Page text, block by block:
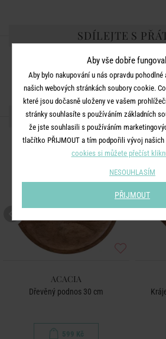
SDÍLEJTE S
DALŠÍ PRODUKTY
ACACIA
Dřevěný podnos 30 cm
599 Kč
Aby vše dobře
Aby bylo nakupování u nás opravdu pohodlné
našich webových stránkách soubory cookie.
které jsou dočasně uloženy ve vašem
stránky souhlasíte s používáním základních
že jste souhlasili s používáním
tlačítko PŘIJMOUT a tím podpořili vývoj našich
cookies si můžete přečíst
NESOUHLASÍM
PŘIJMOUT